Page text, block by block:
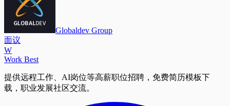
Globaldev Group
面议
W
Work Best
提供远程工作、AI岗位等高薪职位招聘，免费简历模板下
载，职业发展社区交流。